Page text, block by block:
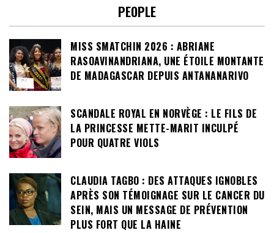
PEOPLE
MISS SMATCHIN 2026 : ABRIANE
RASOAVINANDRIANA, UNE ÉTOILE MONTANTE
DE MADAGASCAR DEPUIS ANTANANARIVO
SCANDALE ROYAL EN NORVÈGE : LE FILS DE
LA PRINCESSE METTE-MARIT INCULPÉ
POUR QUATRE VIOLS
CLAUDIA TAGBO : DES ATTAQUES IGNOBLES
APRÈS SON TÉMOIGNAGE SUR LE CANCER DU
SEIN, MAIS UN MESSAGE DE PRÉVENTION
PLUS FORT QUE LA HAINE